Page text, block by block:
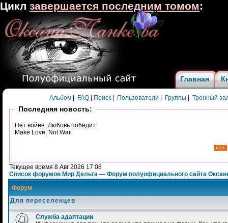
Главная
Альбом FAQ Поиск Пользователи Группы Тронный
Последняя новость:
Нет войне. Любовь победит.
Make Love, Not War.
Текущее время 8 Авг 2026 17:08
Список форумов Мир Дельта — Форум полуофициального сайта
Форум
Для переселенцев
Служба адаптации
Цикл завершается последним томом: